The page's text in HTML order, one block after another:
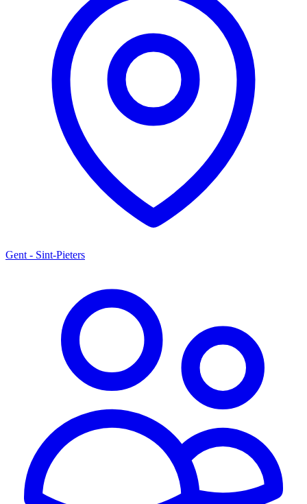
Gent - Sint-Pieters